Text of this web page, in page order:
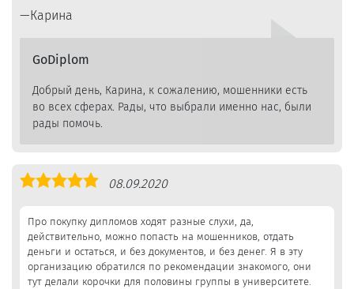
Карина
GoDiplom
Добрый день, Карина, к сожалению, мошенники есть
во всех сферах. Рады, что выбрали именно нас, были
рады помочь.
Оценка
08.09.2020
Про покупку дипломов ходят разные слухи, да,
действительно, можно попасть на мошенников, отдать
деньги и остаться, и без документов, и без денег. Я в эту
организацию обратился по рекомендации знакомого, они
тут делали корочки для половины группы в университете.